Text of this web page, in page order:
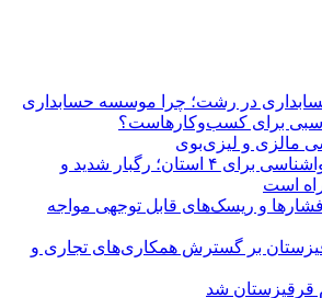
در رشت؛ چرا موسسه حسابداری
برای کسب‌وکارهاست؟
مالزی و لیزی‌بوی
هشدار نارنجی هواشناسی برای ۴ استان؛ رگبار شدید و
است
فشارها و ریسک‌های قابل توجهی مواجه
بر گسترش همکاری‌های تجاری و
شد